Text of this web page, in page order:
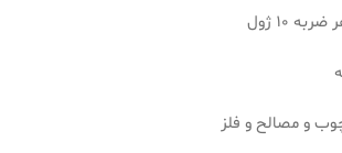
۱۰ ژول
و مصالح و فلز